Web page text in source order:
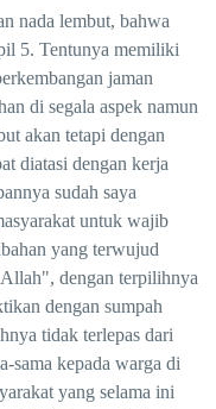
nada lembut, bahwa
5. Tentunya memiliki
jaman
di segala aspek namun
akan tetapi dengan
diatasi dengan kerja
sudah saya
untuk wajib
yang terwujud
dengan terpilihnya
dengan sumpah
tidak terlepas dari
sama kepada warga di
yang selama ini